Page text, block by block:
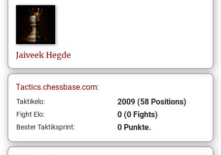
Jaiveek Hegde
Tactics.chessbase.com:
Taktikelo: 2009 (58 Positions)
Fight Elo: 0 (0 Fights)
Bester Taktiksprint: 0 Punkte.